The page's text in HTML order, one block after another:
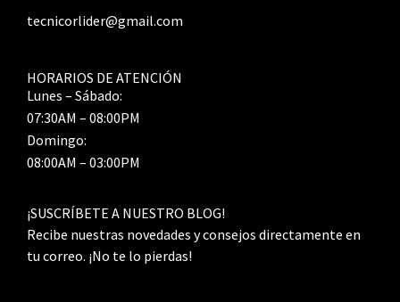
tecnicorlider@gmail.com
HORARIOS DE ATENCIÓN
Lunes – Sábado:
07:30AM – 08:00PM
Domingo:
08:00AM – 03:00PM
¡SUSCRÍBETE A NUESTRO BLOG!
Recibe nuestras novedades y consejos directamente en
tu correo. ¡No te lo pierdas!